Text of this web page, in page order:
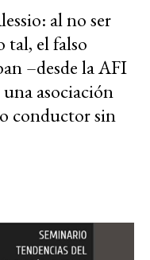
al no ser
tal, el falso
–desde la AFI
asociación
conductor sin